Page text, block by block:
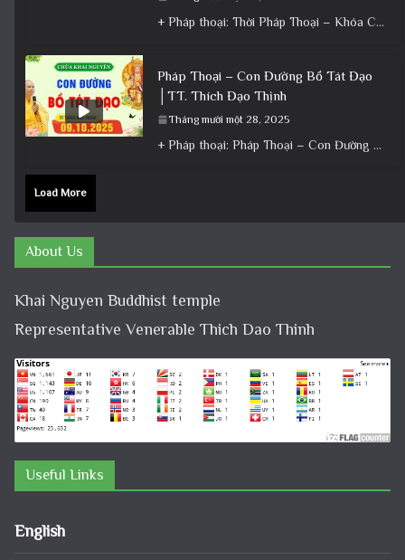
+ Pháp thoại: Thời Pháp Thoại – Khóa Chuyên Tu Ngày 22/11/2025 – TT Thích Đạo Thịnh + Album: Pháp
Pháp Thoại – Con Đường Bồ Tát Đạo
│TT. Thích Đạo Thịnh
Tháng mười một 28, 2025
+ Pháp thoại: Pháp Thoại – Con Đường Bồ Tát Đạo │TT. Thích Đạo Thịnh + Album: Pháp Thoại +
Load More
About Us
Khai Nguyen Buddhist temple
Representative Venerable Thich Dao Thinh
Useful Links
English